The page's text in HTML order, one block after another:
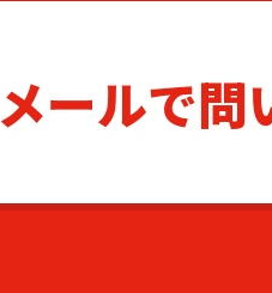
メールで問